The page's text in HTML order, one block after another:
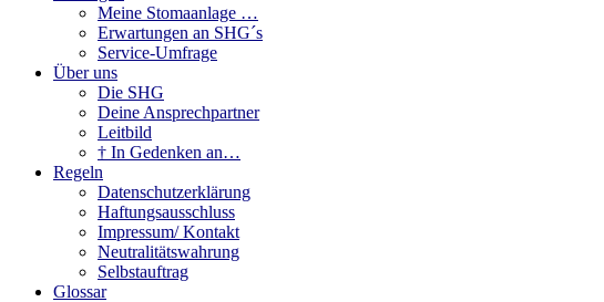
Meine Stomaanlage …
Erwartungen an SHG´s
Service-Umfrage
Über uns
Die SHG
Deine Ansprechpartner
Leitbild
† In Gedenken an…
Regeln
Datenschutzerklärung
Haftungsausschluss
Impressum/ Kontakt
Neutralitätswahrung
Selbstauftrag
Glossar